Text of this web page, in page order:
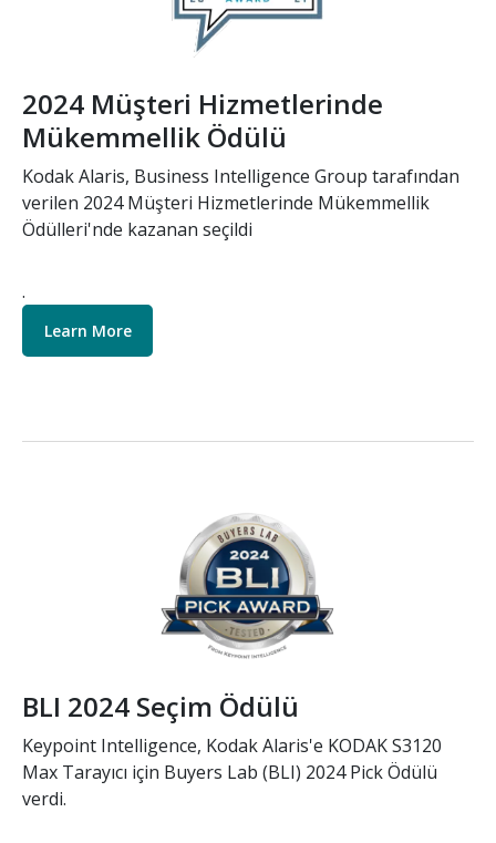
2024 Müşteri Hizmetlerinde
Mükemmellik Ödülü
Kodak Alaris, Business Intelligence Group tarafından
verilen 2024 Müşteri Hizmetlerinde Mükemmellik
Ödülleri'nde kazanan seçildi
.
Learn More
BLI 2024 Seçim Ödülü
Keypoint Intelligence, Kodak Alaris'e KODAK S3120
Max Tarayıcı için Buyers Lab (BLI) 2024 Pick Ödülü
verdi.